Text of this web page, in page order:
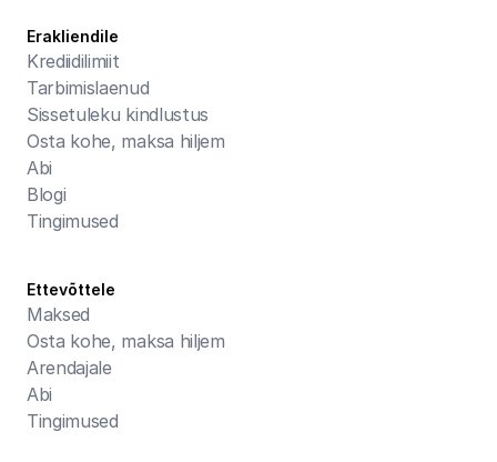
Erakliendile
Krediidilimiit
Tarbimislaenud
Sissetuleku kindlustus
Osta kohe, maksa hiljem
Abi
Blogi
Tingimused
Ettevõttele
Maksed
Osta kohe, maksa hiljem
Arendajale
Abi
Tingimused